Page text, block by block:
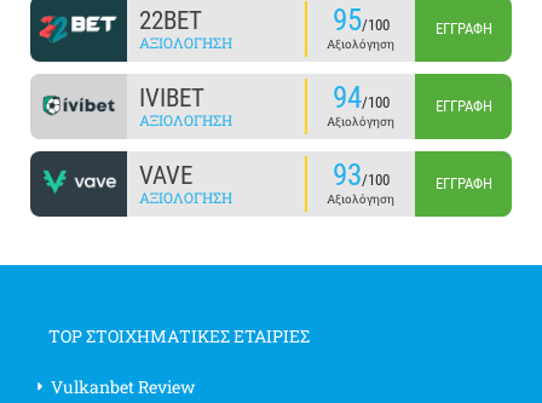
22BET
ΑΞΙΟΛΌΓΗΣΗ
95/100
Αξιολόγηση
ΕΓΓΡΑΦΉ
IVIBET
ΑΞΙΟΛΌΓΗΣΗ
94/100
Αξιολόγηση
ΕΓΓΡΑΦΉ
VAVE
ΑΞΙΟΛΌΓΗΣΗ
93/100
Αξιολόγηση
ΕΓΓΡΑΦΉ
TOP ΣΤΟΙΧΗΜΑΤΙΚΕΣ ΕΤΑΙΡΙΕΣ
Vulkanbet Review